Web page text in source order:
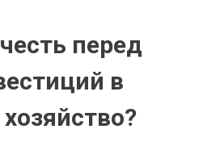
перед
в